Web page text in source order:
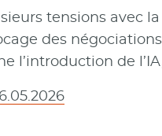
tensions avec
des
l’introduction de